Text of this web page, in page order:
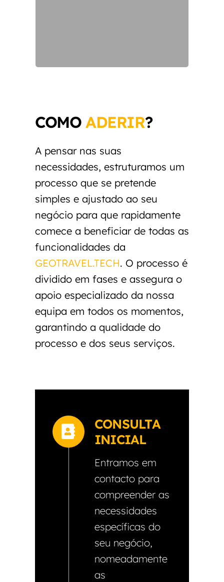
COMO ADERIR?
A pensar nas suas
necessidades, estruturamos um
processo que se pretende
simples e ajustado ao seu
negócio para que rapidamente
comece a beneficiar de todas as
funcionalidades da
GEOTRAVEL.TECH. O processo é
dividido em fases e assegura o
apoio especializado da nossa
equipa em todos os momentos,
garantindo a qualidade do
processo e dos seus serviços.
CONSULTA
INICIAL
Entramos em
contacto para
compreender as
necessidades
específicas do
seu negócio,
nomeadamente
as